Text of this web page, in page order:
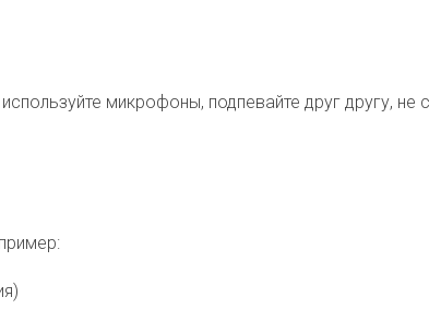
микрофоны, подпевайте друг другу, не